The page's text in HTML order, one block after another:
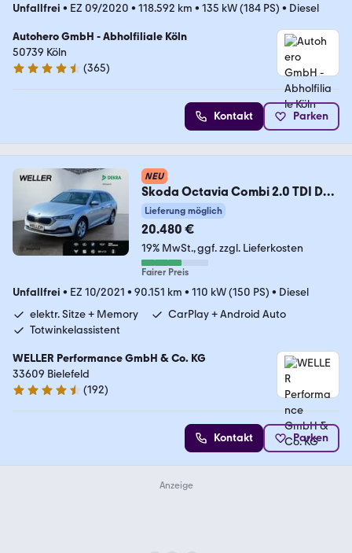
Unfallfrei • EZ 09/2020 • 118.592 km • 135 kW (184 PS) • Diesel
Autohero GmbH - Abholfiliale Köln
50739 Köln
4.6 Sterne
(365)
Kontakt Parken
NEU
Skoda Octavia Combi 2.0 TDI DSG
Style *LED*4xSHZ*Navi*
Lieferung möglich
20.480 €
19% MwSt. ggf. zzgl. Lieferkosten
Fairer Preis
Unfallfrei • EZ 10/2021 • 90.151 km • 110 kW (150 PS) • Diesel
elektr. Sitze + Memory
CarPlay + Android Auto
Totwinkelassistent
WELLER Performance GmbH & Co. KG
33609 Bielefeld
4.4 Sterne
(192)
Kontakt Parken